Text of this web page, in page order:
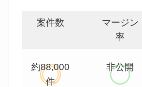
案件数
マージン
率
約88,000
件
非公開